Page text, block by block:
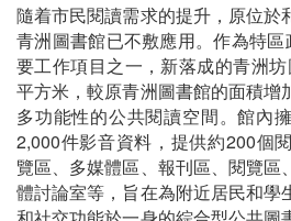
隨着市民閱讀需求的提升，原位於
青洲圖書館已不敷應用。作為特區
要工作項目之一，新落成的青洲
平方米，較原青洲圖書館的面積增
多功能性的公共閱讀空間。館內
2,000件影音資料，提供約200個
覽區、多媒體區、報刊區、閱覽區
體討論室等，旨在為附近居民和學